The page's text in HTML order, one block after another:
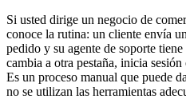
Si usted dirige un negocio de
conoce la rutina: un cliente envía
pedido y su agente de soporte
cambia a otra pestaña, inicia
Es un proceso manual que puede
no se utilizan las herramientas